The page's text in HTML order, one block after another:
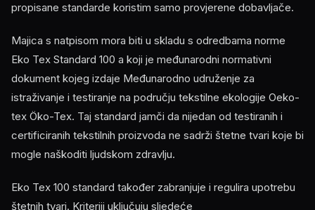
propisane standarde koristim samo provjerene dobavljače.
Majica s natpisom mora biti u skladu s odredbama norme
Eko Tex Standard 100 a koji je međunarodni normativni
dokument kojeg izdaje Međunarodno udruženje za
istraživanje i testiranje na području tekstilne ekologije Oeko-
tex Öko-Tex. Taj standard jamči da nijedan od testiranih i
certificiranih tekstilnih proizvoda ne sadrži štetne tvari koje bi
mogle naškoditi ljudskom zdravlju.
Eko Tex 100 standard također zabranjuje i regulira upotrebu
štetnih tvari. Kriteriji uključuju sljedeće